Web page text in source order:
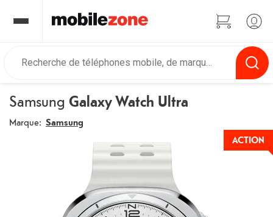
Samsung Galaxy Watch Ultra
Marque: Samsung
ACTION